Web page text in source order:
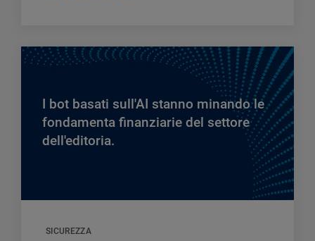
I bot basati sull'AI stanno minando le
fondamenta finanziarie del settore
dell'editoria.
SICUREZZA